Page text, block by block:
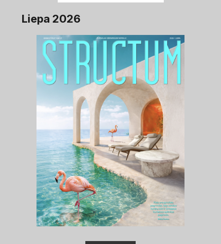
Liepa 2026